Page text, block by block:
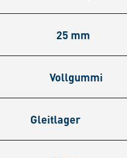
25 mm
Vollgummi
Gleitlager